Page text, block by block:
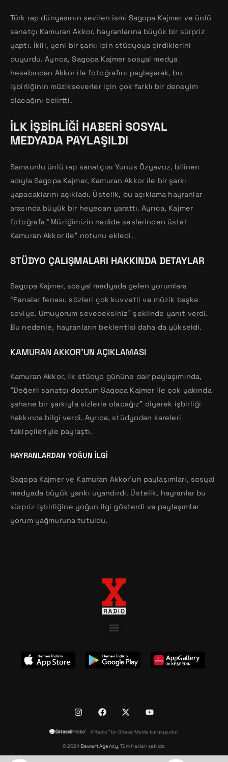
Türk rap dünyasının sevilen ismi Sagopa Kajmer ve ünlü
sanatçı Kamuran Akkor, hayranlarına büyük bir sürpriz
yaptı. İkili, yeni bir şarkı için stüdyoya girdiklerini
duyurdu. Ayrıca, Sagopa Kajmer sosyal medya
hesabından Akkor ile fotoğrafını paylaşarak, bu
işbirliğinin müzikseverler için çok farklı bir deneyim
olacağını belirtti.
İLK İŞBIRLIĞI HABERI SOSYAL
MEDYADA PAYLAŞILDI
Samsunlu ünlü rap sanatçısı Yunus Özyavuz, bilinen
adıyla Sagopa Kajmer, Kamuran Akkor ile bir şarkı
yapacaklarını açıkladı. Üstelik, bu açıklama hayranlar
arasında büyük bir heyecan yarattı. Ayrıca, Kajmer
fotoğrafa “Müziğimizin nadide seslerinden üstat
Kamuran Akkor ile” notunu ekledi.
STÜDYO ÇALIŞMALARI HAKKINDA DETAYLAR
Sagopa Kajmer, sosyal medyada gelen yorumlara
“Fenalar fenası, sözleri çok kuvvetli ve müzik başka
seviye. Umuyorum seveceksiniz” şeklinde yanıt verdi.
Bu nedenle, hayranların beklentisi daha da yükseldi.
KAMURAN AKKOR’UN AÇIKLAMASI
Kamuran Akkor, ilk stüdyo gününe dair paylaşımında,
“Değerli sanatçı dostum Sagopa Kajmer ile çok yakında
şahane bir şarkıyla sizlerle olacağız” diyerek işbirliği
hakkında bilgi verdi. Ayrıca, stüdyodan kareleri
takipçileriyle paylaştı.
HAYRANLARDAN YOĞUN İLGI
Sagopa Kajmer ve Kamuran Akkor’un paylaşımları, sosyal
medyada büyük yankı uyandırdı. Üstelik, hayranlar bu
sürpriz işbirliğine yoğun ilgi gösterdi ve paylaşımlar
yorum yağmuruna tutuldu.
X Radio™ bir Gitassi Media kuruluşudur.
© 2024 Dewart Agency, Tüm hakları saklıdır.